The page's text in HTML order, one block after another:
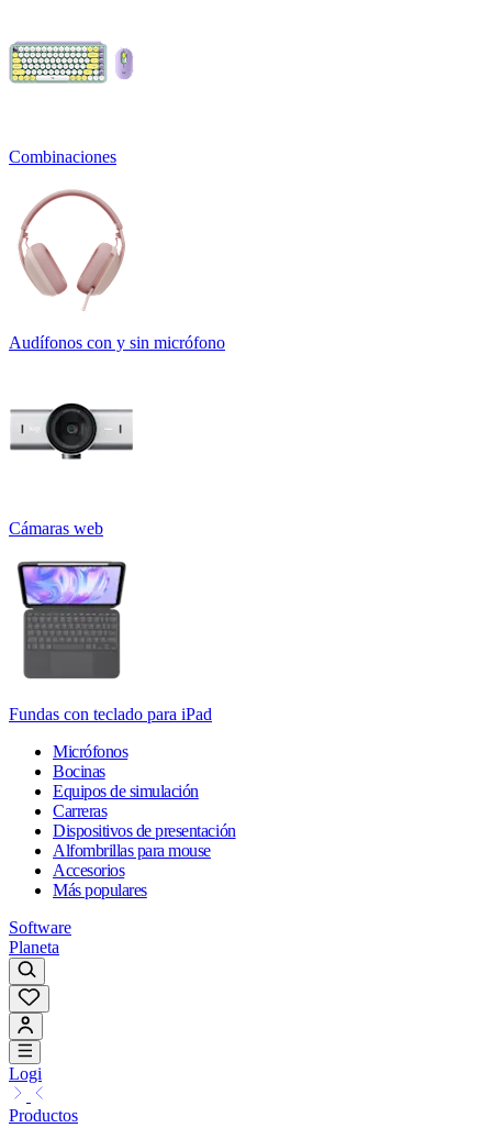
Combinaciones
Audífonos con y sin micrófono
Cámaras web
Fundas con teclado para iPad
Micrófonos
Bocinas
Equipos de simulación
Carreras
Dispositivos de presentación
Alfombrillas para mouse
Accesorios
Más populares
Software
Planeta
Logi
Productos